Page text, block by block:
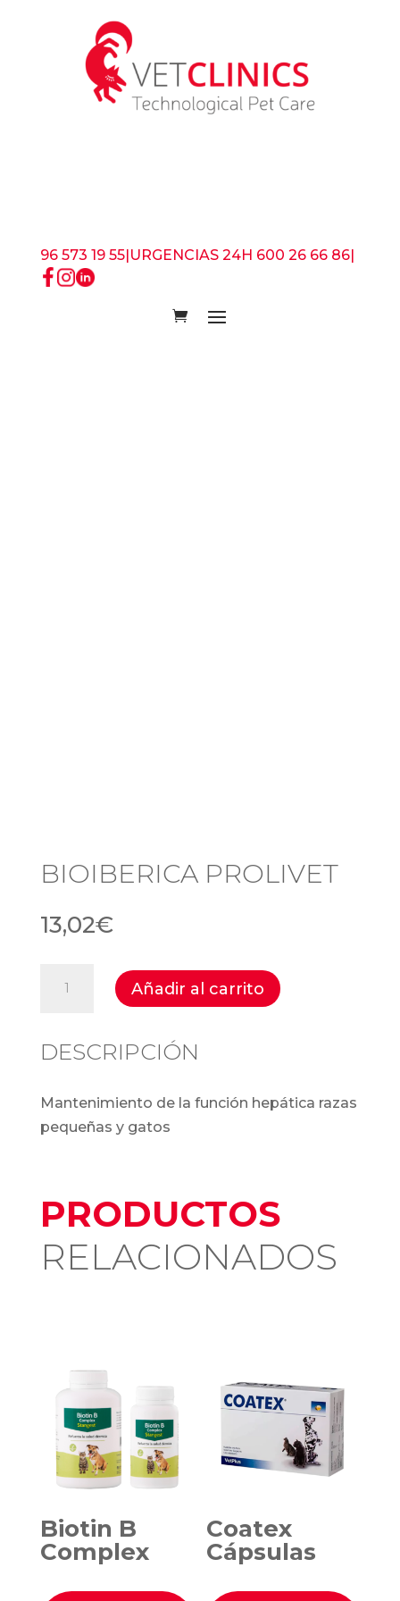
96 573 19 55| URGENCIAS 24H 600 26 66 86|
BIOIBERICA PROLIVET
13,02€
Añadir al carrito
DESCRIPCIÓN
Mantenimiento de la función hepática razas
pequeñas y gatos
PRODUCTOS
RELACIONADOS
Biotin B
Complex
Coatex
Cápsulas